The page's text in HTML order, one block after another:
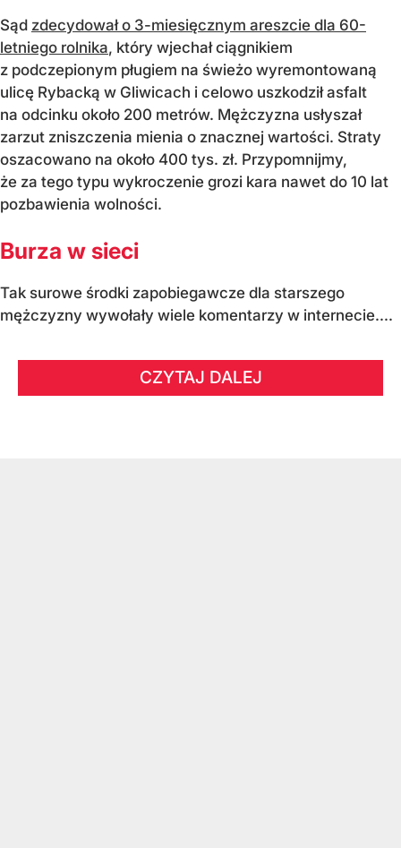
Sąd zdecydował o 3-miesięcznym areszcie dla 60-
letniego rolnika, który wjechał ciągnikiem
z podczepionym pługiem na świeżo wyremontowaną
ulicę Rybacką w Gliwicach i celowo uszkodził asfalt
na odcinku około 200 metrów. Mężczyzna usłyszał
zarzut zniszczenia mienia o znacznej wartości. Straty
oszacowano na około 400 tys. zł. Przypomnijmy,
że za tego typu wykroczenie grozi kara nawet do 10 lat
pozbawienia wolności.
Burza w sieci
Tak surowe środki zapobiegawcze dla starszego
mężczyzny wywołały wiele komentarzy w internecie....
CZYTAJ DALEJ